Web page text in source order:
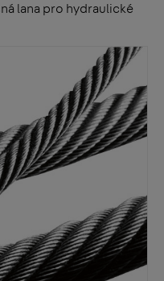
lana pro hydraulické